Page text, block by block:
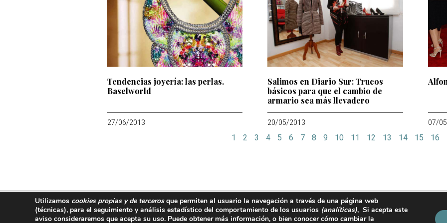
Tendencias joyería: las perlas.
Baselworld
27/06/2013
Salimos en Diario Sur: Trucos
básicos para que el cambio de
armario sea más llevadero
20/05/2013 07/
1 2 3 4 5 6 7 8 9 10 11 12 13 14 15 16
667 749 479 ralguacil@tevisto.com
Utilizamos cookies propias y de tercerosque permiten al usuario la navegación a través de una página web
(técnicas), para el seguimiento y análisis estadístico del comportamiento de los usuarios (analíticas), Si acepta este
aviso consideraremos que acepta su uso. Puede obtener más información, o bien conocer cómo cambiar la